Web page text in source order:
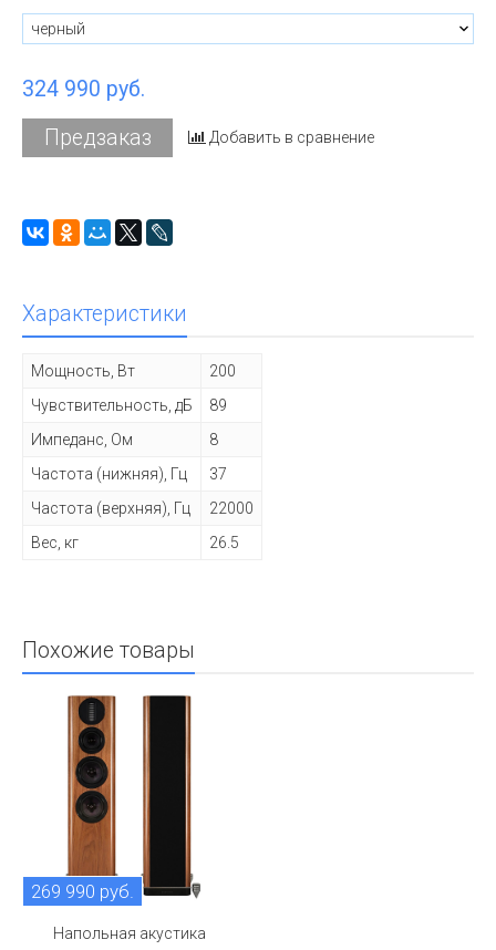
324 990 руб.
Предзаказ
Добавить в сравнение
Характеристики
Мощность, Вт
200
Чувствительность, дБ
89
Импеданс, Ом
8
Частота (нижняя), Гц
37
Частота (верхняя), Гц
22000
Вес, кг
26.5
Похожие товары
269 990 руб.
Напольная акустика